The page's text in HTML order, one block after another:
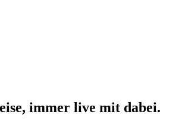
immer live mit dabei.